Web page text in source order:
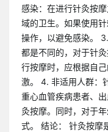
感染：在进行针灸按
域的卫生。如果使用
操作，以避免感染。
都是不同的，对于针
行按摩时，应根据自
激。 4. 非适用人群：
重心血管疾病患者、
灸按摩。同时，对于
式。 结论： 针灸按摩